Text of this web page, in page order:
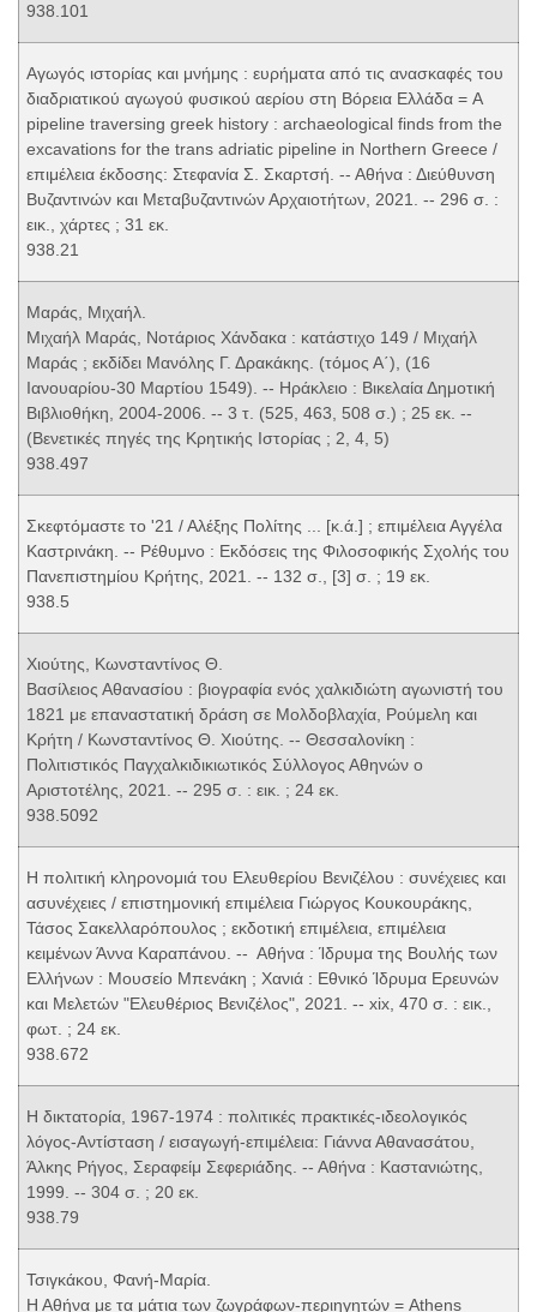
938.101
Αγωγός ιστορίας και μνήμης : ευρήματα από τις ανασκαφές του
διαδριατικού αγωγού φυσικού αερίου στη Βόρεια Ελλάδα = A
pipeline traversing greek history : archaeological finds from the
excavations for the trans adriatic pipeline in Northern Greece /
επιμέλεια έκδοσης: Στεφανία Σ. Σκαρτσή. -- Αθήνα : Διεύθυνση
Βυζαντινών και Μεταβυζαντινών Αρχαιοτήτων, 2021. -- 296 σ. :
εικ., χάρτες ; 31 εκ.
938.21
Μαράς, Μιχαήλ.
Μιχαήλ Μαράς, Νοτάριος Χάνδακα : κατάστιχο 149 / Μιχαήλ
Μαράς ; εκδίδει Μανόλης Γ. Δρακάκης. (τόμος Α΄), (16
Ιανουαρίου-30 Μαρτίου 1549). -- Ηράκλειο : Βικελαία Δημοτική
Βιβλιοθήκη, 2004-2006. -- 3 τ. (525, 463, 508 σ.) ; 25 εκ. --
(Βενετικές πηγές της Κρητικής Ιστορίας ; 2, 4, 5)
938.497
Σκεφτόμαστε το '21 / Αλέξης Πολίτης ... [κ.ά.] ; επιμέλεια Αγγέλα
Καστρινάκη. -- Ρέθυμνο : Εκδόσεις της Φιλοσοφικής Σχολής του
Πανεπιστημίου Κρήτης, 2021. -- 132 σ., [3] σ. ; 19 εκ.
938.5
Χιούτης, Κωνσταντίνος Θ.
Βασίλειος Αθανασίου : βιογραφία ενός χαλκιδιώτη αγωνιστή του
1821 με επαναστατική δράση σε Μολδοβλαχία, Ρούμελη και
Κρήτη / Κωνσταντίνος Θ. Χιούτης. -- Θεσσαλονίκη :
Πολιτιστικός Παγχαλκιδικιωτικός Σύλλογος Αθηνών ο
Αριστοτέλης, 2021. -- 295 σ. : εικ. ; 24 εκ.
938.5092
Η πολιτική κληρονομιά του Ελευθερίου Βενιζέλου : συνέχειες και
ασυνέχειες / επιστημονική επιμέλεια Γιώργος Κουκουράκης,
Τάσος Σακελλαρόπουλος ; εκδοτική επιμέλεια, επιμέλεια
κειμένων Άννα Καραπάνου. -- Αθήνα : Ίδρυμα της Βουλής των
Ελλήνων : Μουσείο Μπενάκη ; Χανιά : Εθνικό Ίδρυμα Ερευνών
και Μελετών "Ελευθέριος Βενιζέλος", 2021. -- xix, 470 σ. : εικ.,
φωτ. ; 24 εκ.
938.672
Η δικτατορία, 1967-1974 : πολιτικές πρακτικές-ιδεολογικός
λόγος-Αντίσταση / εισαγωγή-επιμέλεια: Γιάννα Αθανασάτου,
Άλκης Ρήγος, Σεραφείμ Σεφεριάδης. -- Αθήνα : Καστανιώτης,
1999. -- 304 σ. ; 20 εκ.
938.79
Τσιγκάκου, Φανή-Μαρία.
Η Αθήνα με τα μάτια των ζωγράφων-περιηγητών = Athens